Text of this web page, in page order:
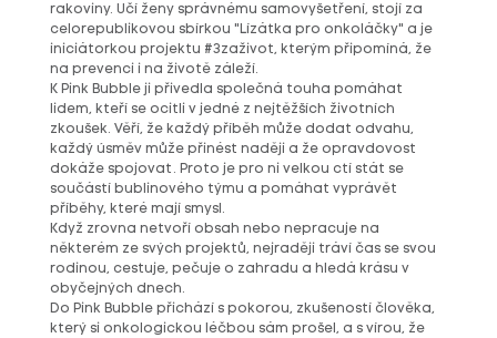
rakoviny. Učí ženy správnému samovyšetření, stojí za
celorepublikovou sbírkou "Lízátka pro onkoláčky" a je
iniciátorkou projektu #3zaživot, kterým připomíná, že
na prevenci i na životě záleží.
K Pink Bubble ji přivedla společná touha pomáhat
lidem, kteří se ocitli v jedné z nejtěžších životních
zkoušek. Věří, že každý příběh může dodat odvahu,
každý úsměv může přinést naději a že opravdovost
dokáže spojovat. Proto je pro ni velkou ctí stát se
součástí bublinového týmu a pomáhat vyprávět
příběhy, které mají smysl.
Když zrovna netvoří obsah nebo nepracuje na
některém ze svých projektů, nejraději tráví čas se svou
rodinou, cestuje, pečuje o zahradu a hledá krásu v
obyčejných dnech.
Do Pink Bubble přichází s pokorou, zkušeností člověka,
který si onkologickou léčbou sám prošel, a s vírou, že